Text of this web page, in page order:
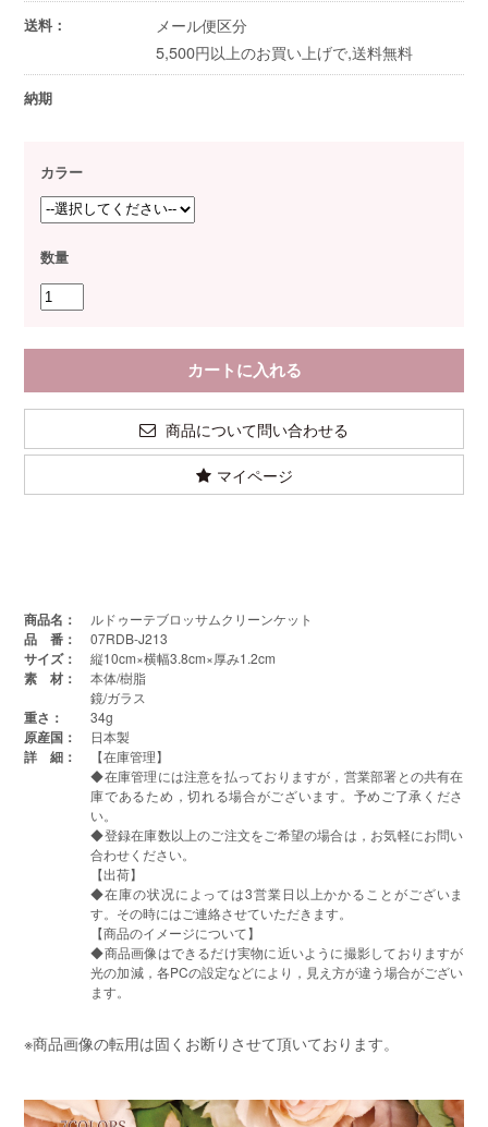
送料：
メール便区分
5,500円以上のお買い上げで,送料無料
納期
カラー
数量
商品について問い合わせる
マイページ
商品名： ルドゥーテブロッサムクリーンケット
品 番： 07RDB-J213
サイズ： 縦10cm×横幅3.8cm×厚み1.2cm
素 材：
本体/樹脂
鏡/ガラス
重さ： 34g
原産国： 日本製
詳 細：
【在庫管理】
◆在庫管理には注意を払っておりますが，営業部署との共有在
庫であるため，切れる場合がございます。予めご了承くださ
い。
◆登録在庫数以上のご注文をご希望の場合は，お気軽にお問い
合わせください。
【出荷】
◆在庫の状况によっては3営業日以上かかることがございま
す。その時にはご連絡させていただきます。
【商品のイメージについて】
◆商品画像はできるだけ実物に近いように撮影しておりますが
光の加減，各PCの設定などにより，見え方が違う場合がござい
ます。
※商品画像の転用は固くお断りさせて頂いております。